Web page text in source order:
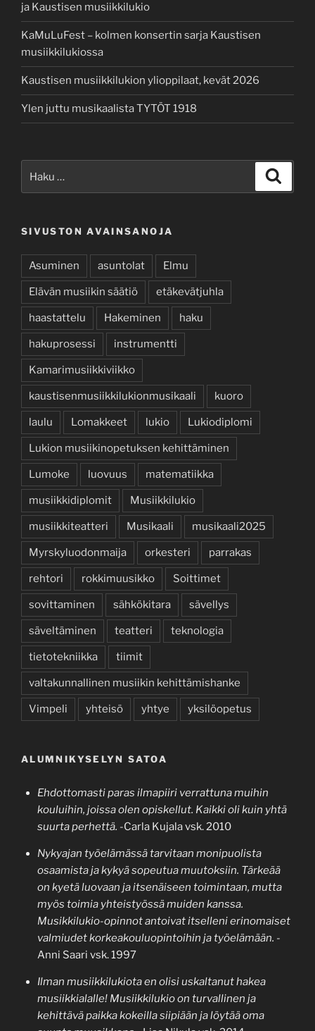
ja Kaustisen musiikkilukio
KaMuLuFest – kolmen konsertin sarja Kaustisen
musiikkilukiossa
Kaustisen musiikkilukion ylioppilaat, kevät 2026
Ylen juttu musikaalista TYTÖT 1918
SIVUSTON AVAINSANOJA
Asuminen asuntolat Elmu
Elävän musiikin säätiö etäkevätjuhla
haastattelu Hakeminen haku
hakuprosessi instrumentti
Kamarimusiikkiviikko
kaustisenmusiikkilukionmusikaali kuoro
laulu Lomakkeet lukio Lukiodiplomi
Lukion musiikinopetuksen kehittäminen
Lumoke luovuus matematiikka
musiikkidiplomit Musiikkilukio
musiikkiteatteri Musikaali musikaali2025
Myrskyluodonmaija orkesteri parrakas
rehtori rokkimuusikko Soittimet
sovittaminen sähkökitara sävellys
säveltäminen teatteri teknologia
tietotekniikka tiimit
valtakunnallinen musiikin kehittämishanke
Vimpeli yhteisö yhtye yksilöopetus
ALUMNIKYSELYN SATOA
Ehdottomasti paras ilmapiiri verrattuna muihin
kouluihin, joissa olen opiskellut. Kaikki oli kuin yhtä
suurta perhettä. -Carla Kujala vsk. 2010
Nykyajan työelämässä tarvitaan monipuolista
osaamista ja kykyä sopeutua muutoksiin. Tärkeää
on kyetä luovaan ja itsenäiseen toimintaan, mutta
myös toimia yhteistyössä muiden kanssa.
Musikkilukio-opinnot antoivat itselleni erinomaiset
valmiudet korkeakouluopintoihin ja työelämään. -
Anni Saari vsk. 1997
Ilman musiikkilukiota en olisi uskaltanut hakea
musiikkialalle! Musiikkilukio on turvallinen ja
kehittävä paikka kokeilla siipiään ja löytää oma